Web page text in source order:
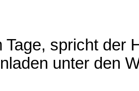
Tage, spricht der
unter den